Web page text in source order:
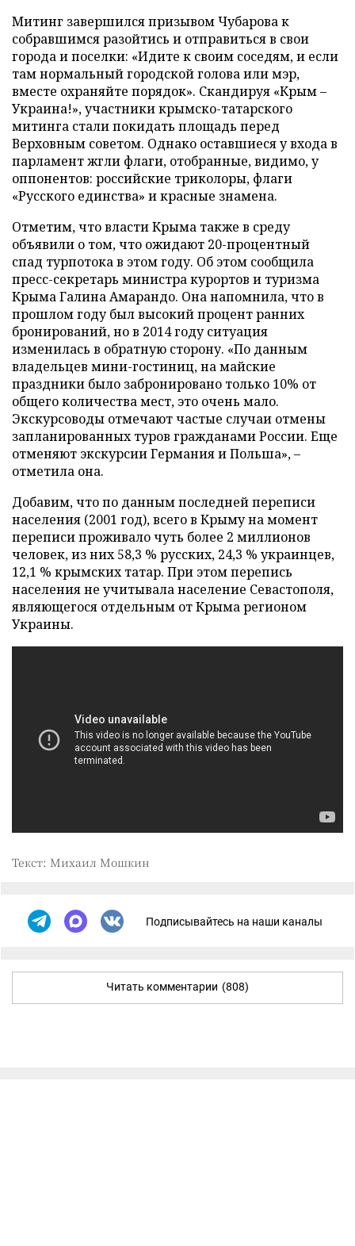
Митинг завершился призывом Чубарова к
собравшимся разойтись и отправиться в свои
города и поселки: «Идите к своим соседям, и если
там нормальный городской голова или мэр,
вместе охраняйте порядок». Скандируя «Крым –
Украина!», участники крымско-татарского
митинга стали покидать площадь перед
Верховным советом. Однако оставшиеся у входа в
парламент жгли флаги, отобранные, видимо, у
оппонентов: российские триколоры, флаги
«Русского единства» и красные знамена.
Отметим, что власти Крыма также в среду
объявили о том, что ожидают 20-процентный
спад турпотока в этом году. Об этом сообщила
пресс-секретарь министра курортов и туризма
Крыма Галина Амарандо. Она напомнила, что в
прошлом году был высокий процент ранних
бронирований, но в 2014 году ситуация
изменилась в обратную сторону. «По данным
владельцев мини-гостиниц, на майские
праздники было забронировано только 10% от
общего количества мест, это очень мало.
Экскурсоводы отмечают частые случаи отмены
запланированных туров гражданами России. Еще
отменяют экскурсии Германия и Польша», –
отметила она.
Добавим, что по данным последней переписи
населения (2001 год), всего в Крыму на момент
переписи проживало чуть более 2 миллионов
человек, из них 58,3 % русских, 24,3 % украинцев,
12,1 % крымских татар. При этом перепись
населения не учитывала население Севастополя,
являющегося отдельным от Крыма регионом
Украины.
Текст: Михаил Мошкин
Подписывайтесь на наши каналы
Читать комментарии (808)